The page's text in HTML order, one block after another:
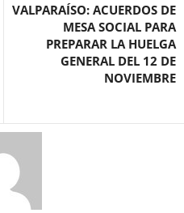
VALPARAÍSO: ACUERDOS DE
MESA SOCIAL PARA
PREPARAR LA HUELGA
GENERAL DEL 12 DE
NOVIEMBRE